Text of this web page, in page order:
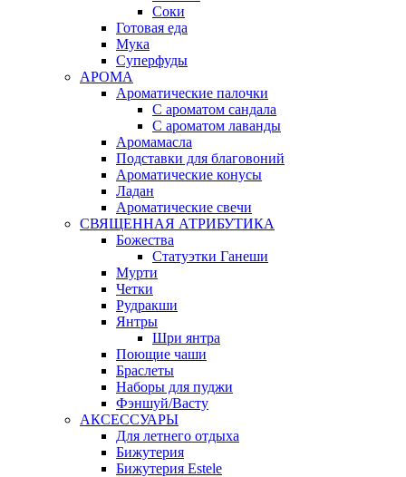
Соки
Готовая еда
Мука
Суперфуды
АРОМА
Ароматические палочки
С ароматом сандала
С ароматом лаванды
Аромамасла
Подставки для благовоний
Ароматические конусы
Ладан
Ароматические свечи
СВЯЩЕННАЯ АТРИБУТИКА
Божества
Статуэтки Ганеши
Мурти
Четки
Рудракши
Янтры
Шри янтра
Поющие чаши
Браслеты
Наборы для пуджи
Фэншуй/Васту
АКСЕССУАРЫ
Для летнего отдыха
Бижутерия
Бижутерия Estele